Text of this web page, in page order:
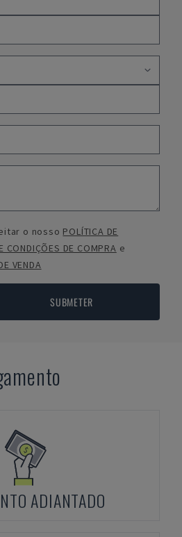
o nosso POLÍTICA DE
CONDIÇÕES DE COMPRA e
VENDA
SUBMETER
ADIANTADO